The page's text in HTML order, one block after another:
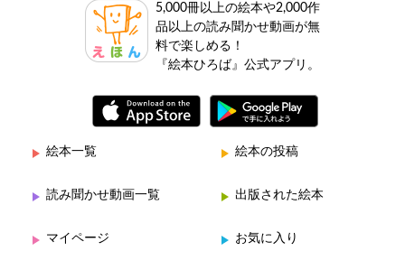
5,000冊以上の絵本や2,000作
品以上の読み聞かせ動画が無
料で楽しめる！
『絵本ひろば』公式アプリ。
絵本一覧 絵本の投稿
読み聞かせ動画一覧 出版された絵本
マイページ お気に入り